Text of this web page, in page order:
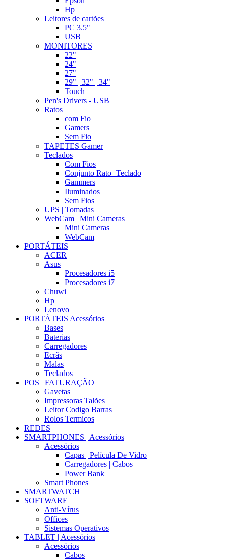
Hp
Leitores de cartões
PC 3.5"
USB
MONITORES
22"
24"
27"
29" | 32" | 34"
Touch
Pen's Drivers - USB
Ratos
com Fio
Gamers
Sem Fio
TAPETES Gamer
Teclados
Com Fios
Conjunto Rato+Teclado
Gammers
Iluminados
Sem Fios
UPS | Tomadas
WebCam | Mini Cameras
Mini Cameras
WebCam
PORTÁTEIS
ACER
Asus
Procesadores i5
Procesadores i7
Chuwi
Hp
Lenovo
PORTÁTEIS Acessórios
Bases
Baterias
Carregadores
Ecrâs
Malas
Teclados
POS | FATURAÇÃO
Gavetas
Impressoras Talões
Leitor Codigo Barras
Rolos Termicos
REDES
SMARTPHONES | Acessórios
Acessórios
Capas | Película De Vidro
Carregadores | Cabos
Power Bank
Smart Phones
SMARTWATCH
SOFTWARE
Anti-Vírus
Offices
Sistemas Operativos
TABLET | Acessórios
Acessórios
Cabos